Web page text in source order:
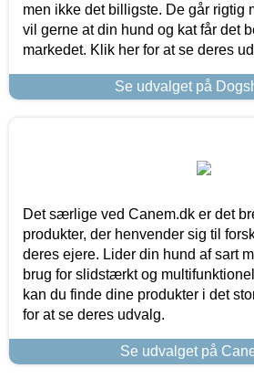
men ikke det billigste. De går rigtig
vil gerne at din hund og kat får det
markedet. Klik her for at se deres
Se udvalget på
Det særlige ved Canem.dk er det
produkter, der henvender sig til
deres ejere. Lider din hund af sart
brug for slidstærkt og
kan du finde dine produkter i det
for at se deres udvalg.
Se udvalget på